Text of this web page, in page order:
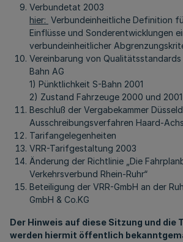
Verbundetat 2003
hier: Verbundeinheitliche Definition
Einflüsse und Sonderentwicklungen
verbundeinheitlicher
Vereinbarung von
Bahn AG
1) Pünktlichkeit S-Bahn 2001
2) Zustand Fahrzeuge 2000 und 2001
Beschluß der Vergabekammer
Ausschreibungsverfahren Haard-
Tarifangelegenheiten
VRR-Tarifgestaltung 2003
Änderung der Richtlinie „Die
Verkehrsverbund Rhein-Ruhr“
Beteiligung der VRR-GmbH an der
GmbH & Co.KG
Der Hinweis auf diese Sitzung und die
werden hiermit öffentlich